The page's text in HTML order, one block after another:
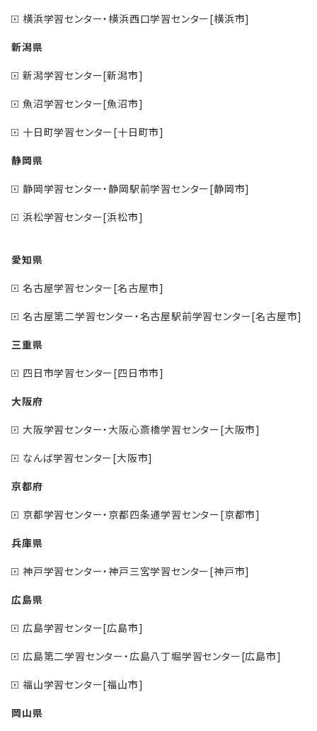
横浜学習センター・横浜西口学習センター[横浜市]
新潟県
新潟学習センター[新潟市]
魚沼学習センター[魚沼市]
十日町学習センター[十日町市]
静岡県
静岡学習センター・静岡駅前学習センター[静岡市]
浜松学習センター[浜松市]
愛知県
名古屋学習センター[名古屋市]
名古屋第二学習センター・名古屋駅前学習センター[名古屋市]
三重県
四日市学習センター[四日市市]
大阪府
大阪学習センター・大阪心斎橋学習センター[大阪市]
なんば学習センター[大阪市]
京都府
京都学習センター・京都四条通学習センター[京都市]
兵庫県
神戸学習センター・神戸三宮学習センター[神戸市]
広島県
広島学習センター[広島市]
広島第二学習センター・広島八丁堀学習センター[広島市]
福山学習センター[福山市]
岡山県